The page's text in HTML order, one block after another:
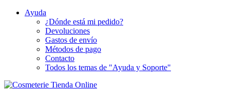
Ayuda
¿Dónde está mi pedido?
Devoluciones
Gastos de envío
Métodos de pago
Contacto
Todos los temas de "Ayuda y Soporte"